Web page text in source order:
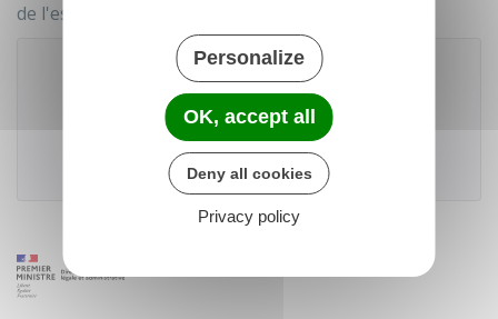
de l'espace personnel.
Accéder au téléservice
Personalize
OK, accept all
Deny all cookies
Privacy policy